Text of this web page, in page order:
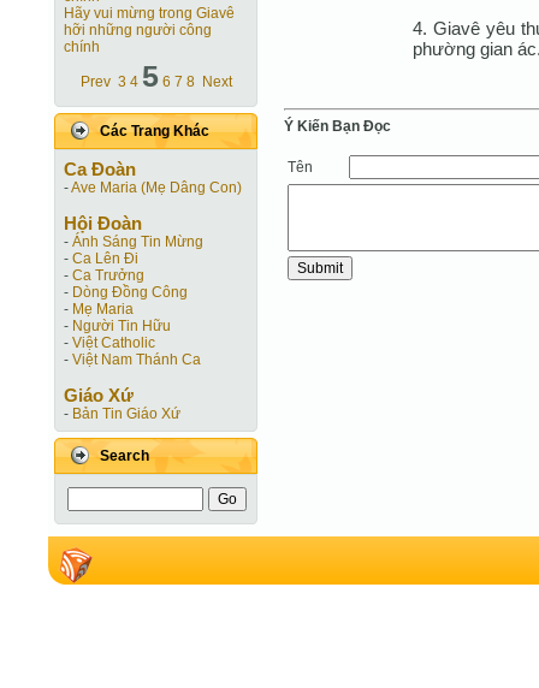
Hãy vui mừng trong Giavê
hỡi những người công
chính
Prev 3 4 5 6 7 8 Next
Các Trang Khác
Ca Ðoàn
-Ave Maria (Mẹ Dâng Con)
Hội Ðoàn
- Ánh Sáng Tin Mừng
- Ca Lên Đi
- Ca Trưởng
- Dòng Đồng Công
- Mẹ Maria
- Người Tin Hữu
- Việt Catholic
- Việt Nam Thánh Ca
Giáo Xứ
- Bản Tin Giáo Xứ
Search
4. Giavê yêu
phường gian
Ý Kiến Bạn Ðọc
Tên